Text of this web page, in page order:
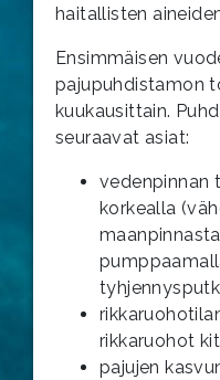
haitallisten
Ensimmäisen
pajupuhdistamon
kuukausittain.
seuraavat asiat:
vedenpinnan
korkealla
rikkaruohot
pajujen